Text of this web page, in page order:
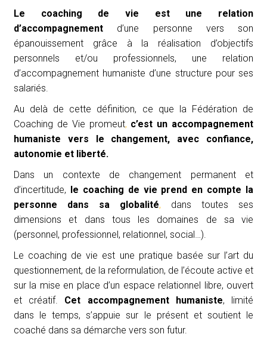
Le coaching de vie est une relation
d’accompagnement d’une personne vers son
épanouissement grâce à la réalisation d’objectifs
personnels et/ou professionnels, une relation
d’accompagnement humaniste d’une structure pour ses
salariés.
Au delà de cette définition, ce que la Fédération de
Coaching de Vie promeut, c’est un accompagnement
humaniste vers le changement, avec confiance,
autonomie et liberté.
Dans un contexte de changement permanent et
d’incertitude,
le coaching de vie prend en compte la
personne dans sa globalité, dans toutes ses
dimensions et dans tous les domaines de sa vie
(personnel, professionnel, relationnel, social…).
Le coaching de vie est une pratique basée sur l’art du
questionnement, de la reformulation, de l’écoute active et
sur la mise en place d’un espace relationnel libre, ouvert
et créatif.
Cet accompagnement humaniste,
limité
dans le temps, s’appuie sur le présent et soutient le
coaché dans sa démarche vers son futur.